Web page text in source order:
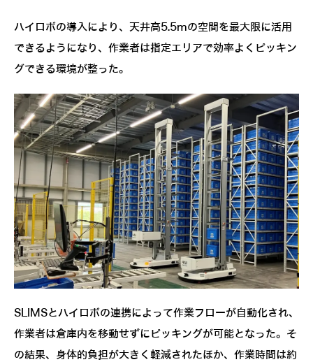
ハイロボの導入により、天井高5.5mの空間を最大限に活用
できるようになり、作業者は指定エリアで効率よくピッキン
グできる環境が整った。
SLIMSとハイロボの連携によって作業フローが自動化され、
作業者は倉庫内を移動せずにピッキングが可能となった。そ
の結果、身体的負担が大きく軽減されたほか、作業時間は約